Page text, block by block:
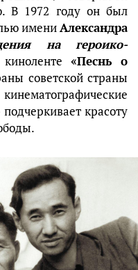
В 1972 году он был
имениАлександра
на героико-
«Песнь о
советской страны
красоту